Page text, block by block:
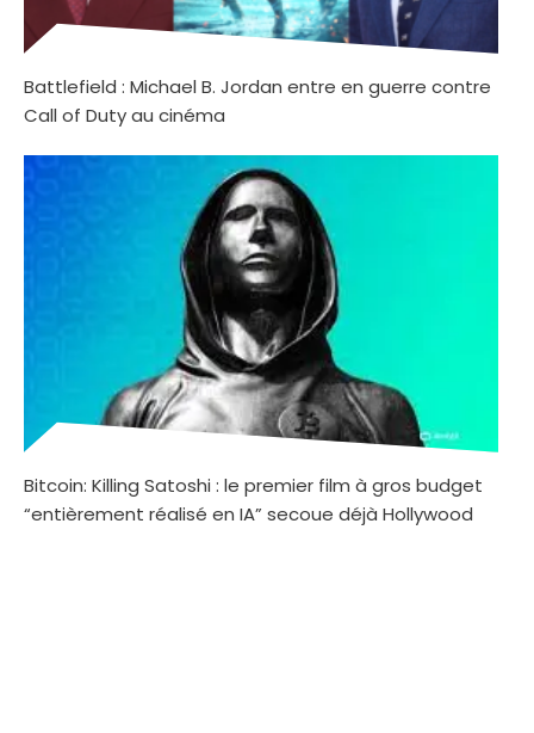
Battlefield : Michael B. Jordan entre en guerre contre
Call of Duty au cinéma
Bitcoin: Killing Satoshi : le premier film à gros budget
“entièrement réalisé en IA” secoue déjà Hollywood